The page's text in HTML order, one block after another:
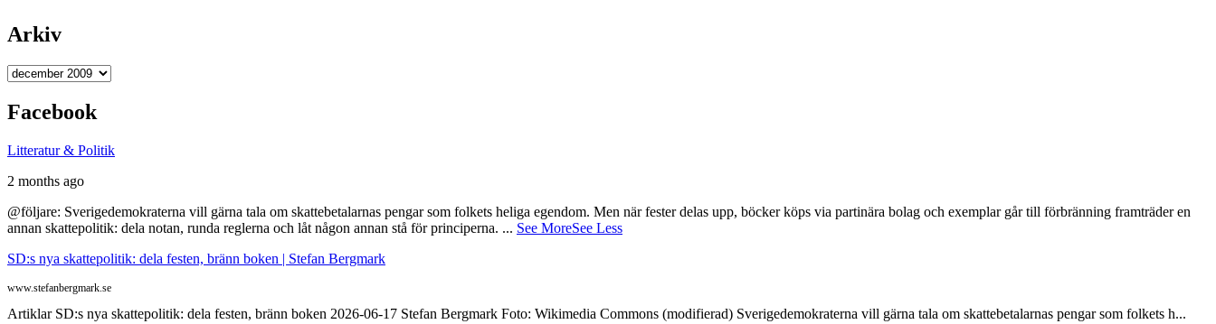
Arkiv
Arkiv
Facebook
Litteratur & Politik
2 months ago
@följare: Sverigedemokraterna vill gärna tala om skattebetalarnas pengar som folkets heliga egendom. Men när fester delas upp, böcker köps via partinära bolag och exemplar går till förbränning framträder en
annan skattepolitik: dela notan, runda reglerna och låt någon annan stå för principerna. ... See MoreSee Less
SD:s nya skattepolitik: dela festen, bränn boken | Stefan Bergmark
www.stefanbergmark.se
Artiklar SD:s nya skattepolitik: dela festen, bränn boken 2026-06-17 Stefan Bergmark Foto: Wikimedia Commons (modifierad) Sverigedemokraterna vill gärna tala om skattebetalarnas pengar som folkets h...